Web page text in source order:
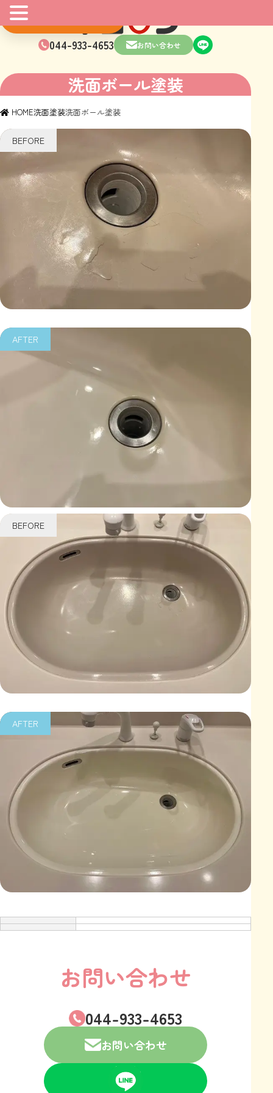
044-933-4653 お問い合わせ
洗面ボール塗装
HOME洗面塗装洗面ボール塗装
マンガはこちら
お問い合わせ
044-933-4653
お問い合わせ